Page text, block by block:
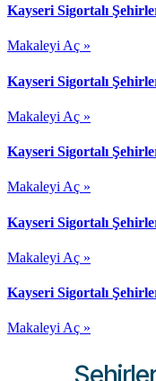
Kayseri Sigortalı
Makaleyi Aç »
Kayseri Sigortalı
Makaleyi Aç »
Kayseri Sigortalı
Makaleyi Aç »
Kayseri Sigortalı
Makaleyi Aç »
Kayseri Sigortalı
Makaleyi Aç »